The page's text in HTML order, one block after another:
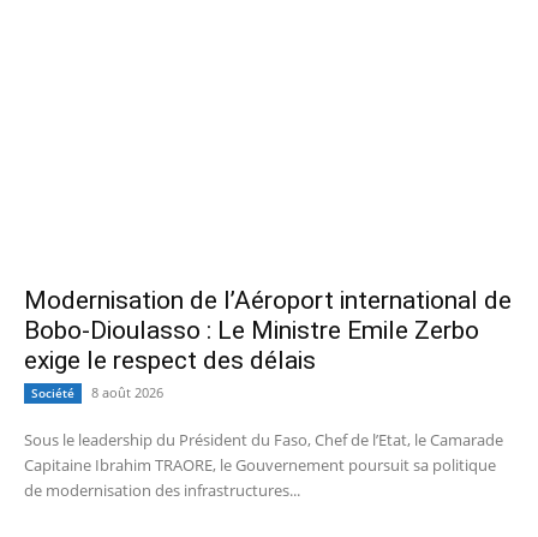
Modernisation de l’Aéroport international de
Bobo-Dioulasso : Le Ministre Emile Zerbo
exige le respect des délais
Société 8 août 2026
Sous le leadership du Président du Faso, Chef de l’Etat, le Camarade
Capitaine Ibrahim TRAORE, le Gouvernement poursuit sa politique
de modernisation des infrastructures...